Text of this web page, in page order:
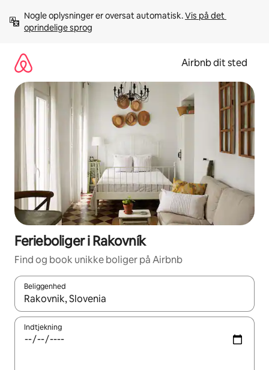
videre
Nogle oplysninger er oversat automatisk. Vis på det
oprindelige sprog
Airbnb dit sted
Ferieboliger i Rakovník
Find og book unikke boliger på Airbnb
Beliggenhed
Når resultaterne er tilgængelige, skal du navigere med
Indtjekning